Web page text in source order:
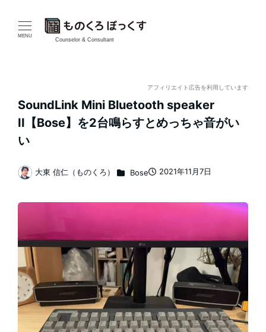
MENU
Counselor & Consultant
アフィリエイト広告を利用しています
SoundLink Mini Bluetooth speaker
II【Bose】を2台鳴らすとめっちゃ音がい
い
2021年11月7日
著
大東 信仁（ものくろ） カテゴリー
Bose